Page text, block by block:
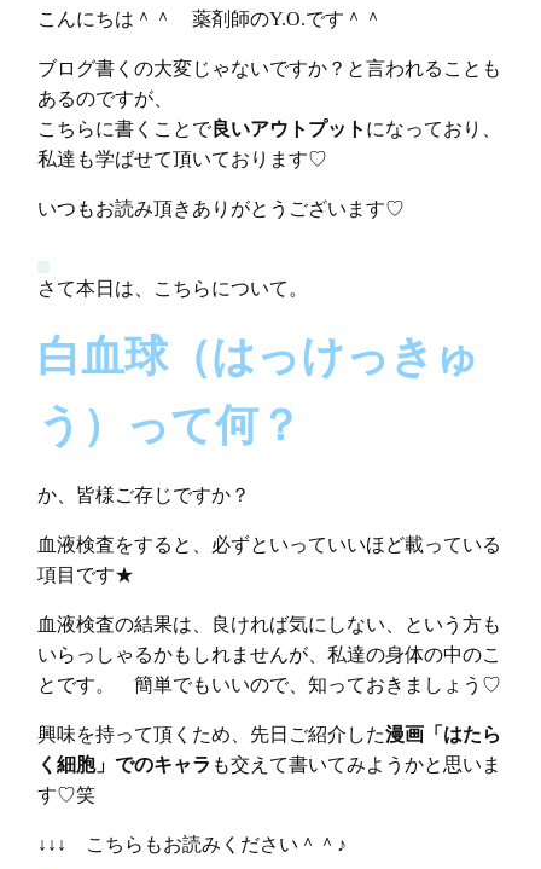
こんにちは＾＾ 薬剤師のY.O.です＾＾
ブログ書くの大変じゃないですか？と言われることも
あるのですが、
こちらに書くことで良いアウトプット になっており、
私達も学ばせて頂いております♡
いつもお読み頂きありがとうございます♡
さて本日は、こちらについて。
白血球（はっけっきゅ
う）って何？
か、皆様ご存じですか？
血液検査をすると、必ずといっていいほど載っている
項目です★
血液検査の結果は、良ければ気にしない、という方も
いらっしゃるかもしれませんが、私達の身体の中のこ
とです。 簡単でもいいので、知っておきましょう♡
興味を持って頂くため、先日ご紹介した漫画「はたら
く細胞」でのキャラ も交えて書いてみようかと思いま
す♡笑
↓↓↓ こちらもお読みください＾＾♪